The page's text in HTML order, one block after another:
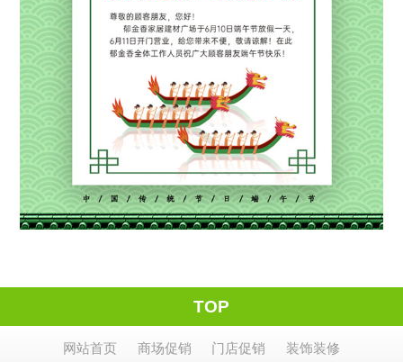
TOP
网站首页 商场促销 门店促销 装饰装修